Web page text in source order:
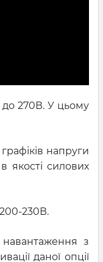
до 270В. У цьому
напруги
якості силових
230В.
з
даної опції